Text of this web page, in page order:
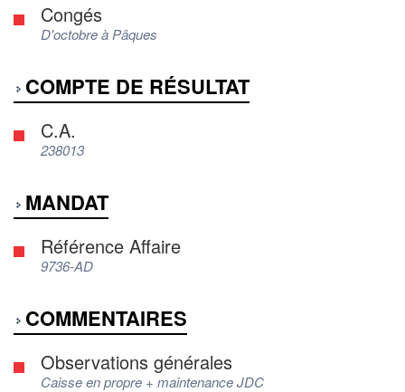
Congés
D'octobre à Pâques
COMPTE DE RÉSULTAT
C.A.
238013
MANDAT
Référence Affaire
9736-AD
COMMENTAIRES
Observations générales
Caisse en propre + maintenance JDC